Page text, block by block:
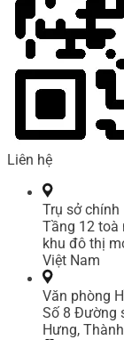
Liên hệ
Trụ sở chính
Tầng 12 toà
khu đô thị
Việt Nam
Văn phòng
Số 8 Đường
Hưng,